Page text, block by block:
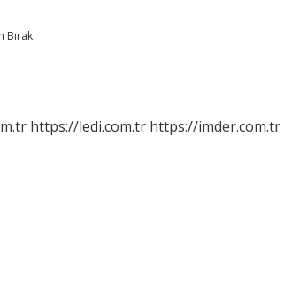
Bırak
https://ledi.com.tr https://imder.com.tr